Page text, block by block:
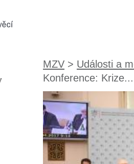
MZV > Události a
Konference: Krize...